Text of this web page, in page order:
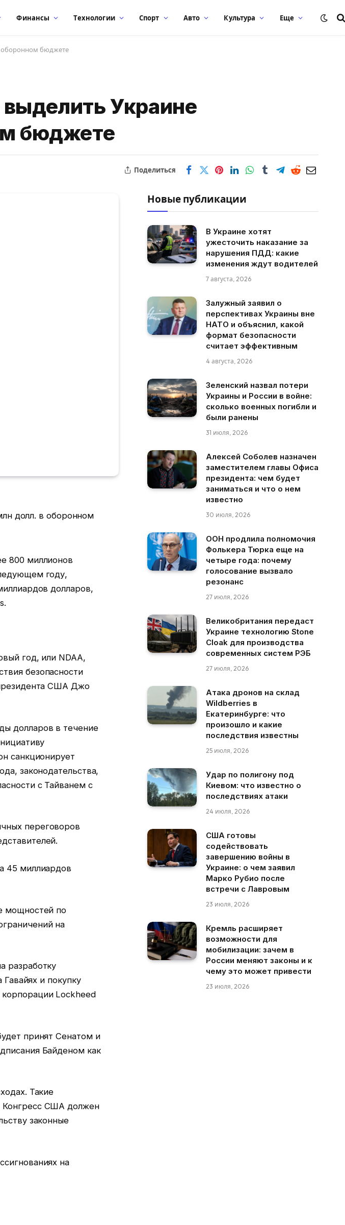
Финансы Технологии Спорт Авто Культура Еще
оборонном бюджете
Украине
бюджете
Поделиться
800 миллионов
году,
долларов,
год, или NDAA,
безопасности
США Джо
долларов в течение
санкционирует
законодательства,
с Тайванем с
переговоров
45 миллиардов
мощностей по
на
разработку
и покупку
Lockheed
принят Сенатом и
Байденом как
Такие
Конгресс США должен
законные
на
Новые публикации
В Украине хотят
ужесточить наказание за
нарушения ПДД: какие
изменения ждут водителей
7 августа, 2026
Залужный заявил о
перспективах Украины вне
НАТО и объяснил, какой
формат безопасности
считает эффективным
4 августа, 2026
Зеленский назвал потери
Украины и России в войне:
сколько военных погибли и
были ранены
31 июля, 2026
Алексей Соболев назначен
заместителем главы Офиса
президента: чем будет
заниматься и что о нем
известно
30 июля, 2026
ООН продлила полномочия
Фолькера Тюрка еще на
четыре года: почему
голосование вызвало
резонанс
27 июля, 2026
Великобритания передаст
Украине технологию Stone
Cloak для производства
современных систем РЭБ
27 июля, 2026
Атака дронов на склад
Wildberries в
Екатеринбурге: что
произошло и какие
последствия известны
25 июля, 2026
Удар по полигону под
Киевом: что известно о
последствиях атаки
24 июля, 2026
США готовы
содействовать
завершению войны в
Украине: о чем заявил
Марко Рубио после
встречи с Лавровым
23 июля, 2026
Кремль расширяет
возможности для
мобилизации: зачем в
России меняют законы и к
чему это может привести
23 июля, 2026